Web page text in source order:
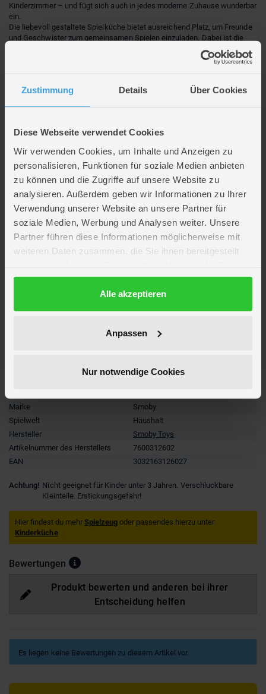
Zustimmung Details Über Cookies
Diese Webseite verwendet Cookies
Wir verwenden Cookies, um Inhalte und Anzeigen zu
personalisieren, Funktionen für soziale Medien anbieten
zu können und die Zugriffe auf unsere Website zu
analysieren. Außerdem geben wir Informationen zu Ihrer
Verwendung unserer Website an unsere Partner für
soziale Medien, Werbung und Analysen weiter. Unsere
Partner führen diese Informationen möglicherweise mit
weiteren Daten zusammen, die Sie ihnen bereitgestellt
gesammelt haben.
DatenschutzerklärungAlle akzeptieren
Anpassen
Nur notwendige Cookies
Kinderzimmer – und fügt sich auch in jedes moderne Zuhause wunderbar
ein.
Die liebevoll gestaltete Spielküche bietet ausreichend Platz, um Freunde
und Geschwister zum gemeinsamen Spielen einzuladen. Dabei ist die
Arbeitsfläche mit ihrer kindgerechten Höhe von 50 cm ideal für Kinder ab
3 Jahren. Ausgestattet ist die Kinderküche mit allem, was eine moderne
Ablageflächen.
Pfefferstreuer mit Klickgeräusch und ein Behälter. Besonders beliebt: die
Erforderlich 2 Microbatterien.
Lieferumfang
Artikelmerkmale
Farbe
pink
Altersempfehlung
Länge ca. 19,7 cm
Länge ca. 71 cm
2 x LR03 Mignon AAA (nicht
enthalten)
Marke
Smoby
Spielwelt
Haushalt
Hersteller
Smoby Toys
Artikelnummer des Herstellers
7600312602
EAN
3032163126027
Achtung! Nicht geeignet für Kinder unter 3 Jahren. Verschluckbare
Kleinteile. Erstickungsgefahr!
Hier findest du mehr Spielzeug oder passendes hierzu unter
Kinderküche
Bewertungen
Produkt bewerten und anderen bei ihrer
Entscheidung helfen
Es liegen keine Bewertungen zu diesem Artikel vor.